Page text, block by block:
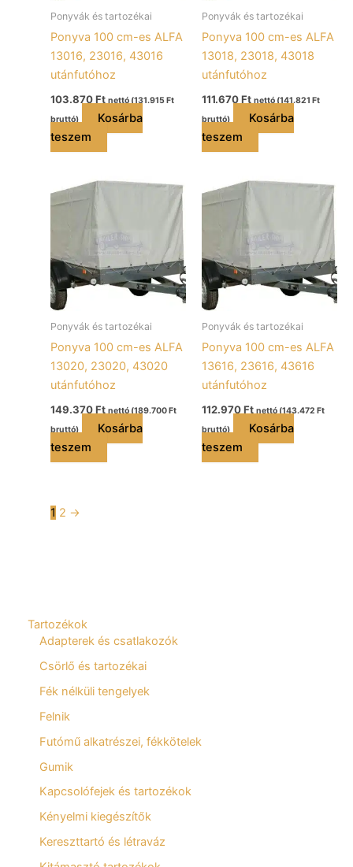
Tartozékok
Adapterek és csatlakozók
Csörlő és tartozékai
Fék nélküli tengelyek
Felnik
Futómű alkatrészei, fékkötelek
Gumik
Kapcsolófejek és tartozékok
Kényelmi kiegészítők
Kereszttartó és létraváz
Ponyvák és tartozékai
Ponyva 100 cm-es ALFA
13016, 23016, 43016
utánfutóhoz
103.870Ft nettó (131.915 Ft
bruttó)
Kosárba
teszem
Ponyvák és tartozékai
Ponyva 100 cm-es ALFA
13018, 23018, 43018
utánfutóhoz
111.670Ft nettó (141.821 Ft
bruttó)
Kosárba
teszem
Ponyvák és tartozékai
Ponyva 100 cm-es ALFA
13020, 23020, 43020
utánfutóhoz
149.370Ft nettó (189.700 Ft
bruttó)
Kosárba
teszem
Ponyvák és tartozékai
Ponyva 100 cm-es ALFA
13616, 23616, 43616
utánfutóhoz
112.970Ft nettó (143.472 Ft
bruttó)
Kosárba
teszem
1 2 →